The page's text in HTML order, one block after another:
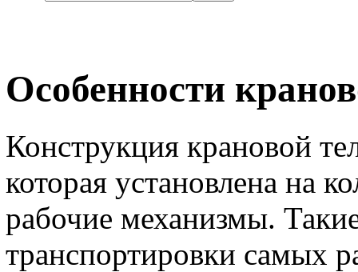
Особенности
Конструкция крановой
которая установлена на
рабочие механизмы.
транспортировки самых